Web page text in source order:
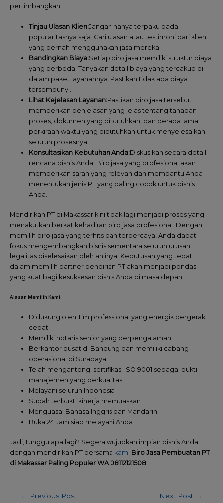
pertimbangkan:
Tinjau Ulasan Klien:Jangan hanya terpaku pada
popularitasnya saja. Cari ulasan atau testimoni dari klien
yang pernah menggunakan jasa mereka.
Bandingkan Biaya:Setiap biro jasa memiliki struktur biaya
yang berbeda. Tanyakan detail biaya yang tercakup di
dalam paket layanannya. Pastikan tidak ada biaya
tersembunyi.
Lihat Kejelasan Layanan:Pastikan biro jasa tersebut
memberikan penjelasan yang jelas tentang tahapan
proses, dokumen yang dibutuhkan, dan berapa lama
perkiraan waktu yang dibutuhkan untuk menyelesaikan
seluruh prosesnya.
Konsultasikan Kebutuhan Anda:Diskusikan secara detail
rencana bisnis Anda. Biro jasa yang profesional akan
memberikan saran yang relevan dan membantu Anda
menentukan jenis PT yang paling cocok untuk bisnis
Anda.
Mendirikan PT di Makassar kini tidak lagi menjadi proses yang
menakutkan berkat kehadiran biro jasa profesional. Dengan
memilih biro jasa yang terhits dan terpercaya, Anda dapat
fokus mengembangkan bisnis sementara seluruh urusan
legalitas diselesaikan oleh ahlinya. Keputusan yang tepat
dalam memilih partner pendirian PT akan menjadi pondasi
yang kuat bagi kesuksesan bisnis Anda di masa depan.
Alasan Memilih Kami :
Didukung oleh Tim professional yang energik bergerak
cepat
Memiliki notaris senior yang berpengalaman
Berkantor pusat di Bandung dan memiliki cabang
operasional di Surabaya
Telah mengantongi sertifikasi ISO 9001 sebagai bukti
manajemen yang berkualitas
Melayani seluruh Indonesia
Sudah terbukti kinerja memuaskan
Menguasai Bahasa Inggris dan Mandarin
Buka 24 Jam siap melayani Anda
Jadi, tunggu apa lagi? Segera wujudkan impian bisnis Anda
dengan mendirikan PT bersama kami Biro Jasa Pembuatan PT
di Makassar Paling Populer WA 08112121508
← Previous Post Next Post →